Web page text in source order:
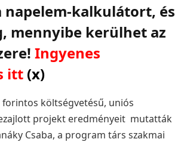
napelem-kalkulátort, és
mennyibe kerülhet az
Ingyenes
itt (x)
forintos költségvetésű, uniós
projekt eredményeit mutatták
Csaba, a program társ szakmai